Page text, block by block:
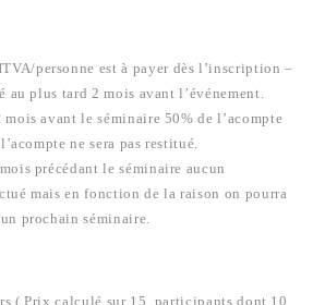
personne est à payer dès l’inscription –
plus tard 2 mois avant l’événement.
avant le séminaire 50% de l’acompte
ne sera pas restitué.
précédant le séminaire aucun
mais en fonction de la raison on pourra
prochain séminaire.
( Prix calculé sur 15 participants dont 10